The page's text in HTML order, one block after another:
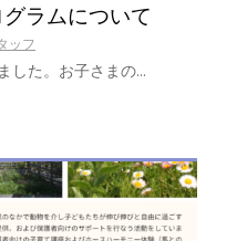
ラムについて
ッフ
した。お子さまの…